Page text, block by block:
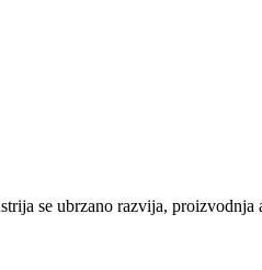
se ubrzano razvija, proizvodnja